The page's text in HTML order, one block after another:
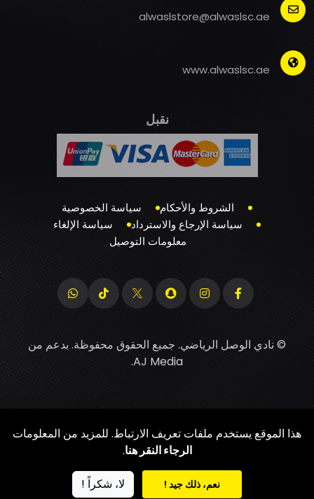
alwaslstore@alwaslsc.ae
www.alwaslsc.ae
نقبل
الشروط والأحكام
سياسة الخصوصية
سياسة الإرجاع والاسترداد
سياسة الإلغاء
معلومات التوصيل
© نادي الوصل الرياضي. جميع الحقوق محفوظة. بدعم من
AJ Media
.
هذا الموقع يستخدم ملفات تعريف الارتباط. للمزيد من المعلومات
الرجاء النقر هنا.
نعم، ذلك جيد ! لا، شكراً !